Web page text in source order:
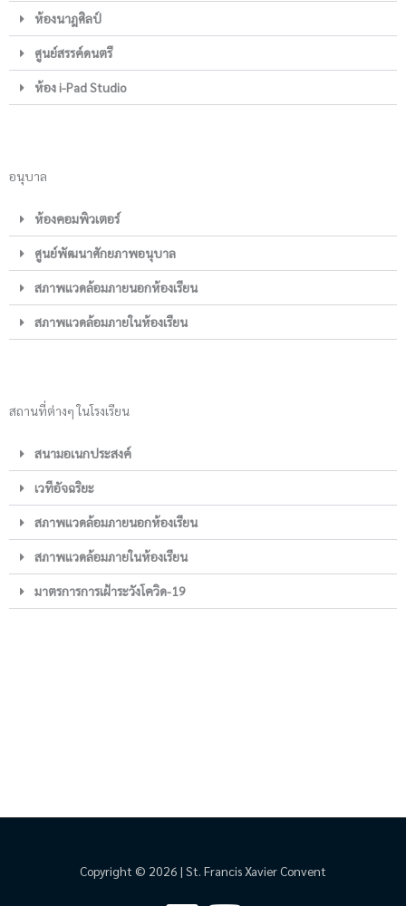
ห้องนาฎศิลป์
ศูนย์สรรค์ดนตรี
ห้อง i-Pad Studio
อนุบาล
ห้องคอมพิวเตอร์
ศูนย์พัฒนาศักยภาพอนุบาล
สภาพแวดล้อมภายนอกห้องเรียน
สภาพแวดล้อมภายในห้องเรียน
สถานที่ต่างๆ ในโรงเรียน
สนามอเนกประสงค์
เวทีอัจฉริยะ
สภาพแวดล้อมภายนอกห้องเรียน
สภาพแวดล้อมภายในห้องเรียน
มาตรการการเฝ้าระวังโควิด-19
Copyright © 2026 | St. Francis Xavier Convent